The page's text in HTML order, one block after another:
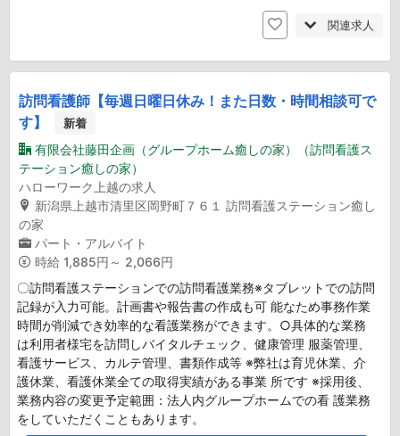
関連求人
訪問看護師【毎週日曜日休み！また日数・時間相談可で
す】
新着
有限会社藤田企画（グループホーム癒しの家）（訪問看護ス
テーション癒しの家）
ハローワーク上越の求人
新潟県上越市清里区岡野町７６１ 訪問看護ステーション癒し
の家
パート・アルバイト
時給 1,885円～ 2,066円
〇訪問看護ステーションでの訪問看護業務※タブレットでの訪問
記録が入力可能。計画書や報告書の作成も可 能なため事務作業
時間が削減でき効率的な看護業務ができます。○具体的な業務
は利用者様宅を訪問しバイタルチェック、健康管理 服薬管理、
看護サービス、カルテ管理、書類作成等 ※弊社は育児休業、介
護休業、看護休業全ての取得実績がある事業 所です ※採用後、
業務内容の変更予定範囲：法人内グループホームでの看 護業務
をしていただくこともあります。